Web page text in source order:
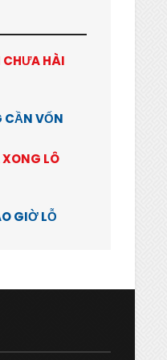
CHƯA HÀI
CẦN VỐN
LÔ
GIỜ LỖ